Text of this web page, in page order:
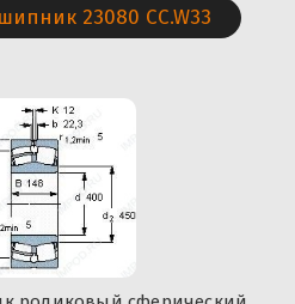
23080 CC.W33